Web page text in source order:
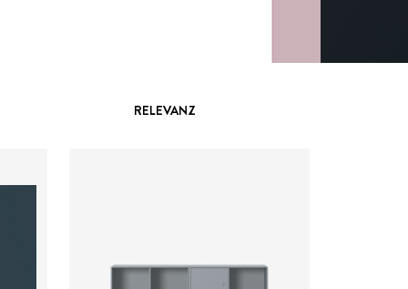
RELEVANZ